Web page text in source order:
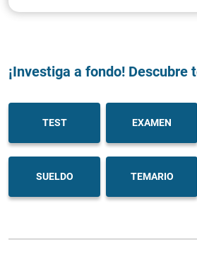
¡Investiga a fondo! Descubre
TEST EXAMEN
SUELDO TEMARIO